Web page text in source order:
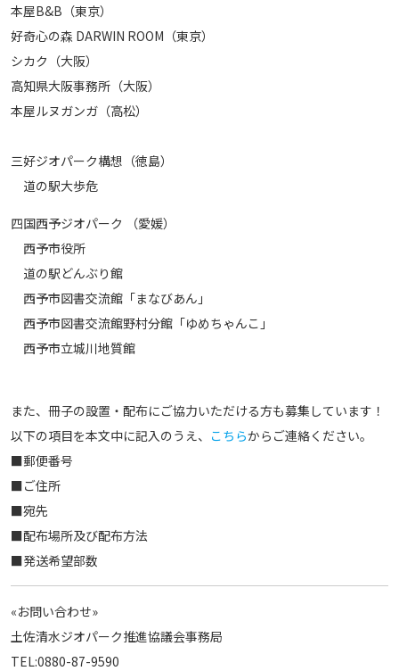
本屋B&B （東京）
好奇心の森 DARWIN ROOM （東京）
シカク（大阪）
高知県大阪事務所（大阪）
本屋ルヌガンガ（高松）
三好ジオパーク構想 （徳島）
道の駅大歩危
四国西予ジオパーク （愛媛）
西予市役所
道の駅どんぶり館
西予市図書交流館「まなびあん」
西予市図書交流館野村分館「ゆめちゃんこ」
西予市立城川地質館
また、冊子の設置・配布にご協力いただける方も募集しています！
以下の項目を本文中に記入のうえ、 こちらからご連絡ください。
■郵便番号
■ご住所
■宛先
■配布場所及び配布方法
■発送希望部数
«お問い合わせ»
土佐清水ジオパーク推進協議会事務局
TEL:0880-87-9590